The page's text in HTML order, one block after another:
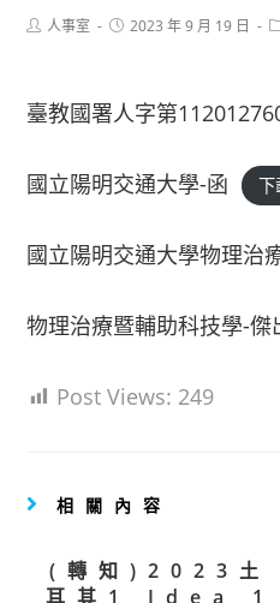
Post人事室
Post2023 年 9 月 19 日
臺教國署人字第
國立陽明交通大學-函 下
國立陽明交通大學物理治
物理治療暨輔助科技學-傑
Post Views: 249
相關內容
(轉知)2023土
耳其1 Idea 1